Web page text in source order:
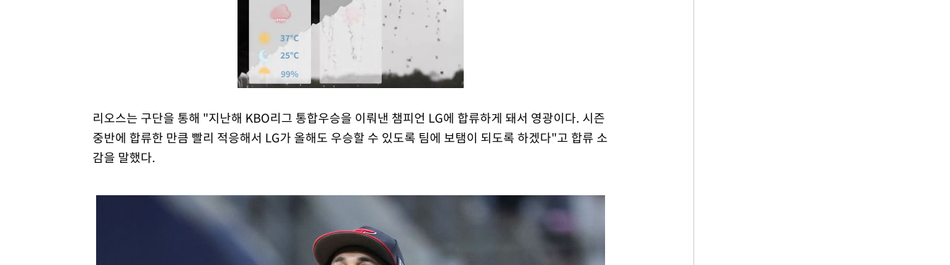
Mute
리오스는 구단을 통해 "지난해 KBO리그 통합우승을 이뤄낸 챔피언 LG에 합류하게 돼서 영광이다. 시즌
중반에 합류한 만큼 빨리 적응해서 LG가 올해도 우승할 수 있도록 팀에 보탬이 되도록 하겠다"고 합류 소
감을 말했다.